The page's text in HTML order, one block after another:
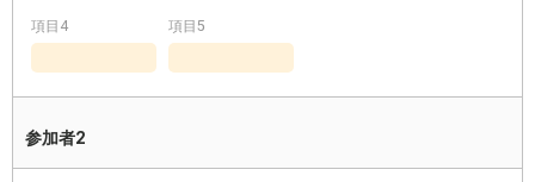
項目4 項目5
参加者2